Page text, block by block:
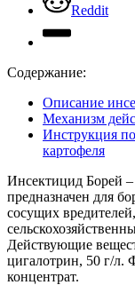
Reddit
Содержание:
Описание
Механизм
Инструкция
картофеля
Инсектицид Борей
предназначен для
сосущих
Действующие
цигалотрин, 50 г/л.
концентрат.